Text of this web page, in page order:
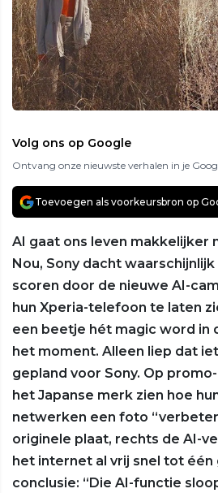
Volg ons op Google
Ontvang onze nieuwste verhalen in je
Toevoegen als voorkeursbron op
AI gaat ons leven makkelijker
Nou, Sony dacht
scoren door de nieuwe AI-
hun Xperia-telefoon te laten
een beetje hét magic word in
het moment. Alleen liep dat
gepland voor Sony. Op
het Japanse merk zien hoe
netwerken een foto
originele plaat, rechts de AI-
het internet al vrij snel tot één
conclusie: “Die AI-functie